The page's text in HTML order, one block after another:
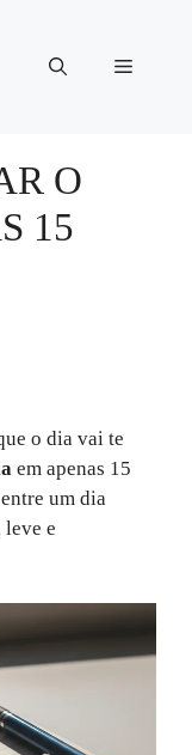
Menu
O
15
o dia vai te
em apenas 15
um dia
e